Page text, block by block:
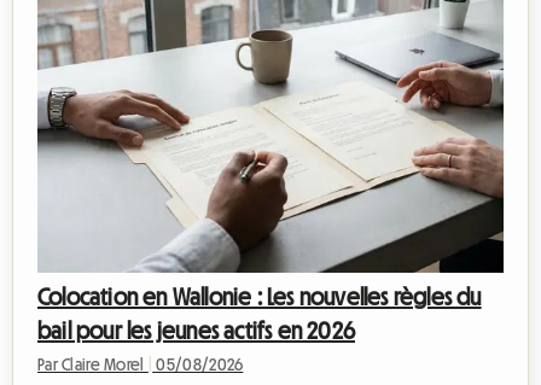
Colocation en Wallonie : Les nouvelles règles du
bail pour les jeunes actifs en 2026
Par Claire Morel 05/08/2026